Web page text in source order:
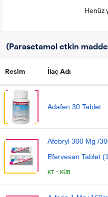
Henüz
(Parasetamol etkin
Resim İlaç Adı
Adafen 30 Tablet
Afebryl 300 Mg /
Efervesan Tablet
KT - KÜB